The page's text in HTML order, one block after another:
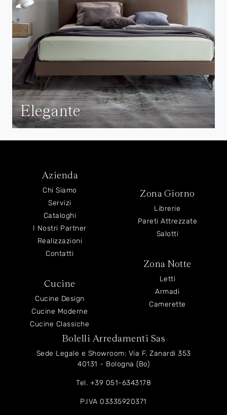
Elegante
Azienda
Chi Siamo
Servizi
Cataloghi
I Nostri Partner
Realizzazioni
Contatti
Cucine
Cucine Design
Cucine Moderne
Cucine Classiche
Zona Giorno
Librerie
Pareti Attrezzate
Salotti
Zona Notte
Letti
Armadi
Camerette
Bolelli Arredamenti Sas
Sede Legale e Showroom: Via F. Zanardi 353
40131 - Bologna (Bo)
Tel. +39 051-6343178
P.IVA 03335920371